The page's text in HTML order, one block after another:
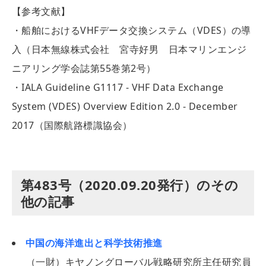
【参考文献】
・船舶におけるVHFデータ交換システム（VDES）の導
入（日本無線株式会社 宮寺好男 日本マリンエンジ
ニアリング学会誌第55巻第2号）
・IALA Guideline G1117 - VHF Data Exchange
System (VDES) Overview Edition 2.0 - December
2017（国際航路標識協会）
第483号（2020.09.20発行）のその
他の記事
中国の海洋進出と科学技術推進
（一財）キヤノングローバル戦略研究所主任研究員